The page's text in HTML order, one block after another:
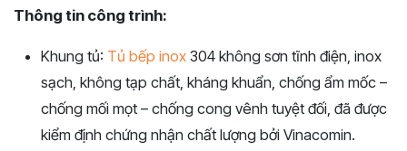
Thông tin công trình:
Khung tủ: Tủ bếp inox 304 không sơn tĩnh điện, inox
sạch, không tạp chất, kháng khuẩn, chống ẩm mốc –
chống mối mọt – chống cong vênh tuyệt đối, đã được
kiểm định chứng nhận chất lượng bởi Vinacomin.